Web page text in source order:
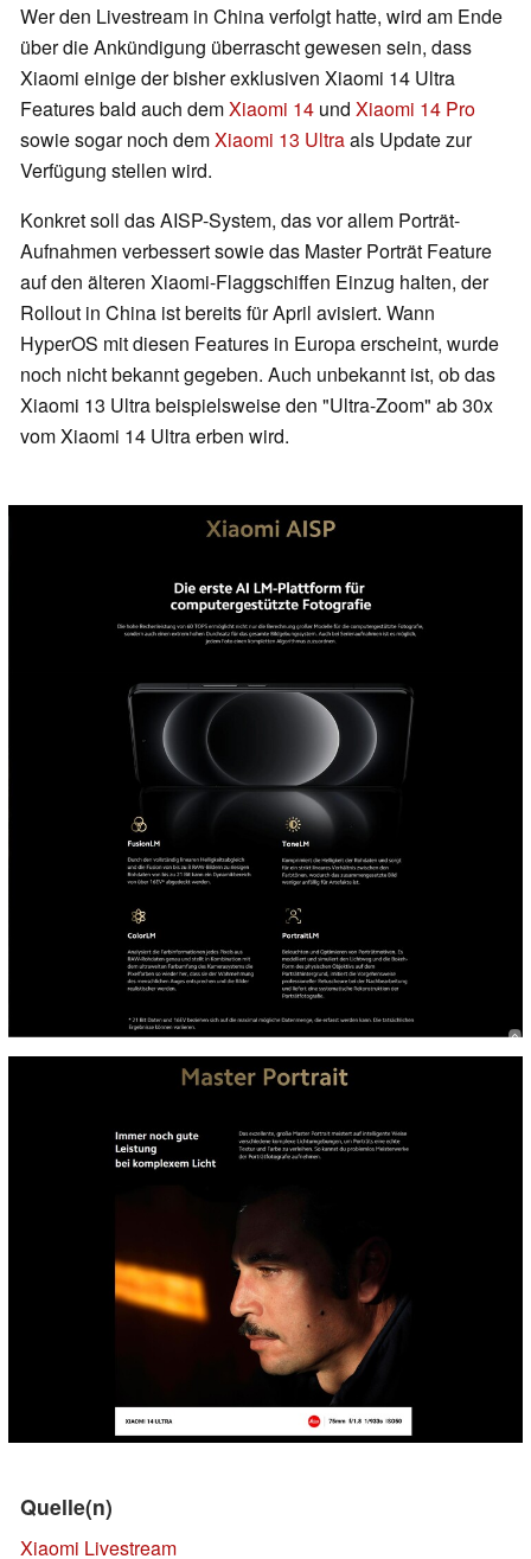
Wer den Livestream in China verfolgt hatte, wird am Ende
über die Ankündigung überrascht gewesen sein, dass
Xiaomi einige der bisher exklusiven Xiaomi 14 Ultra
Features bald auch demXiaomi 14 und Xiaomi 14 Pro
sowie sogar noch demXiaomi 13 Ultraals Update zur
Verfügung stellen wird.
Konkret soll das AISP-System, das vor allem Porträt-
Aufnahmen verbessert sowie das Master Porträt Feature
auf den älteren Xiaomi-Flaggschiffen Einzug halten, der
Rollout in China ist bereits für April avisiert. Wann
HyperOS mit diesen Features in Europa erscheint, wurde
noch nicht bekannt gegeben. Auch unbekannt ist, ob das
Xiaomi 13 Ultra beispielsweise den "Ultra-Zoom" ab 30x
vom Xiaomi 14 Ultra erben wird.
Quelle(n)
Xiaomi Livestream